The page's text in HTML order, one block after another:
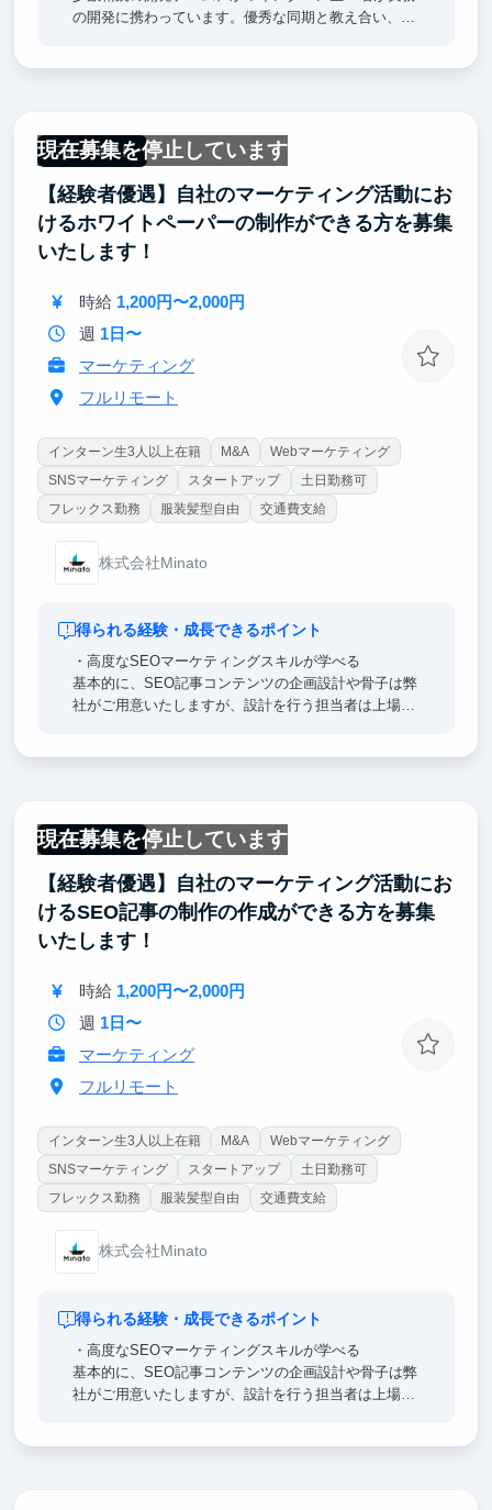
の開発に携わっています。優秀な同期と教え合い、切
で、常に最新のテクノロジーを企業に導入することが
仕事です。実際に企業に必要とされる実践的な形で、
最新の技術の組み合わせ方を学べます。
現在募集を停止しています
フルリモート
【経験者優遇】自社のマーケティング活動にお
けるホワイトペーパーの制作ができる方を募集
いたします！
時給 1,200円〜2,000円
週 1日〜
マーケティング
フルリモート
インターン生3人以上在籍 M&A
Webマーケティング
SNSマーケティング
スタートアップ
土日勤務可
フレックス勤務
服装髪型自由 交通費支給
株式会社Minato
得られる経験・成長できるポイント
・高度なSEOマーケティングスキルが学べる
基本的に、SEO記事コンテンツの企画設計や骨子は弊
社がご用意いたしますが、設計を行う担当者は上場企
活時にアピールできるスキルがほしい方、入社後に即
活躍したい方、フリーランスで食っていきたい方等に
非常におすすめできる環境です。
現在募集を停止しています
フルリモート
【経験者優遇】自社のマーケティング活動にお
けるSEO記事の制作の作成ができる方を募集
いたします！
時給 1,200円〜2,000円
週 1日〜
マーケティング
フルリモート
インターン生3人以上在籍 M&A
Webマーケティング
SNSマーケティング
スタートアップ
土日勤務可
フレックス勤務
服装髪型自由 交通費支給
株式会社Minato
得られる経験・成長できるポイント
・高度なSEOマーケティングスキルが学べる
基本的に、SEO記事コンテンツの企画設計や骨子は弊
社がご用意いたしますが、設計を行う担当者は上場企